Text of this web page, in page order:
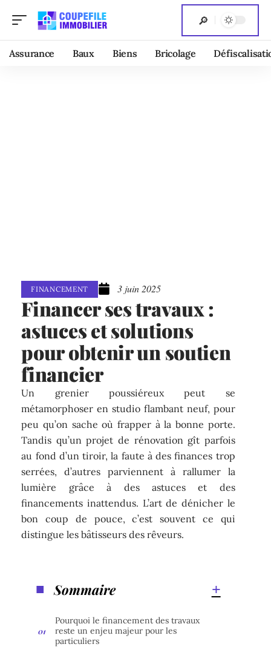
Assurance Baux Biens Bricolage
FINANCEMENT 3 juin 2025
Financer ses travaux :
astuces et solutions
pour obtenir un soutien
financier
Un grenier poussiéreux peut se
métamorphoser en studio flambant neuf, pour
peu qu’on sache où frapper à la bonne porte.
Tandis qu’un projet de rénovation gît parfois
au fond d’un tiroir, la faute à des finances trop
serrées, d’autres parviennent à rallumer la
lumière grâce à des astuces et des
financements inattendus. L’art de dénicher le
bon coup de pouce, c’est souvent ce qui
distingue les bâtisseurs des rêveurs.
Sommaire
Pourquoi le financement des travaux
reste un enjeu majeur pour les
particuliers